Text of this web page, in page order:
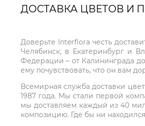
ДОСТАВКА ЦВЕТОВ И
Доверьте Interflora честь
Челябинск, в Екатеринбург и
Федерации – от Калининграда
ему почувствовать, что он вам
Всемирная служба доставки
1987 года. Мы стали первой
мы доставляем каждый из 40
композицию. Где бы ни